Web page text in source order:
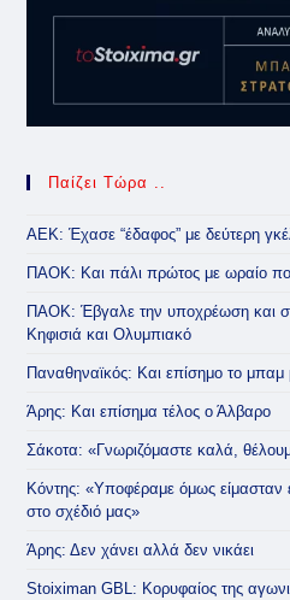
Παίζει Τώρα ..
ΑΕΚ: Έχασε “έδαφος” με δεύτερη
ΠΑΟΚ: Και πάλι πρώτος με ωραίο
ΠΑΟΚ: Έβγαλε την υποχρέωση και
Κηφισιά και Ολυμπιακό
Παναθηναϊκός: Και επίσημο το μπαμ
Άρης: Και επίσημα τέλος ο Άλβαρο
Σάκοτα: «Γνωριζόμαστε καλά,
Κόντης: «Υποφέραμε όμως είμασταν
στο σχέδιό μας»
Άρης: Δεν χάνει αλλά δεν νικάει
Stoiximan GBL: Κορυφαίος της